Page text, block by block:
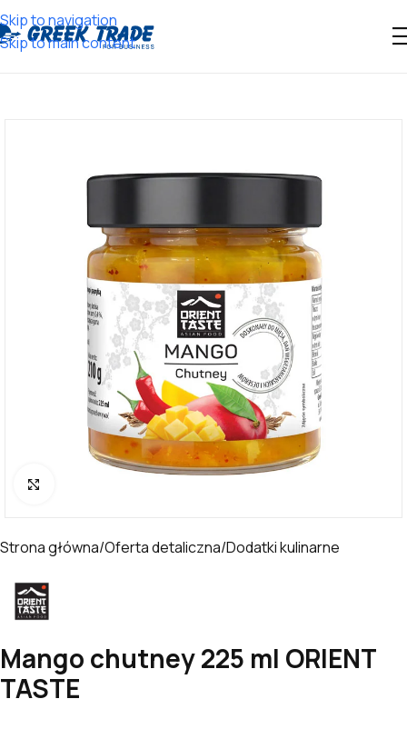
Skip to navigation
Skip to main content
Strona główna/Oferta detaliczna/Dodatki kulinarne
Mango chutney 225 ml ORIENT
TASTE